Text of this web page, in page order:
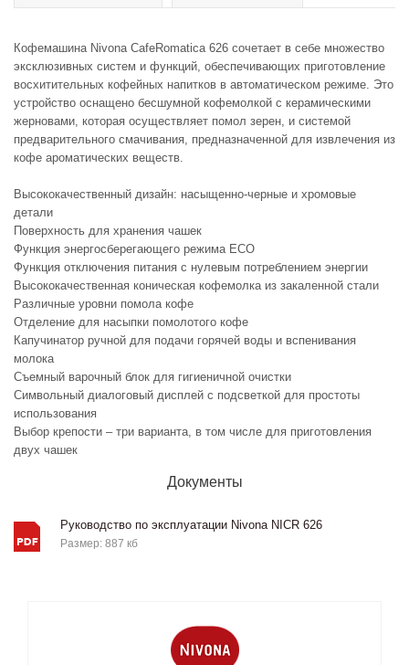
Кофемашина Nivona CafeRomatica 626 сочетает в себе множество
эксклюзивных систем и функций, обеспечивающих приготовление
восхитительных кофейных напитков в автоматическом режиме. Это
устройство оснащено бесшумной кофемолкой с керамическими
жерновами, которая осуществляет помол зерен, и системой
предварительного смачивания, предназначенной для извлечения из
кофе ароматических веществ.
Высококачественный дизайн: насыщенно-черные и хромовые
детали
Поверхность для хранения чашек
Функция энергосберегающего режима ECO
Функция отключения питания с нулевым потреблением энергии
Высококачественная коническая кофемолка из закаленной стали
Различные уровни помола кофе
Отделение для насыпки помолотого кофе
Капучинатор ручной для подачи горячей воды и вспенивания
молока
Съемный варочный блок для гигиеничной очистки
Символьный диалоговый дисплей с подсветкой для простоты
использования
Выбор крепости – три варианта, в том числе для приготовления
двух чашек
Документы
Руководство по эксплуатации Nivona NICR 626
Размер: 887 кб